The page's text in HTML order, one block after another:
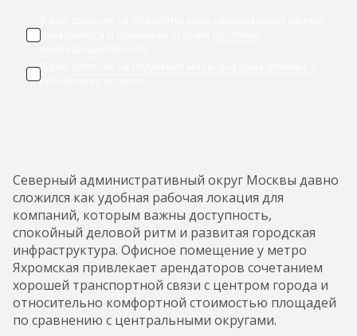
ознакомился и принимаю условия
Я даю
рекламных рассылок
Северный административный округ Москвы давно
сложился как удобная рабочая локация для
компаний, которым важны доступность,
спокойный деловой ритм и развитая городская
инфраструктура. Офисное помещение у метро
Яхромская привлекает арендаторов сочетанием
хорошей транспортной связи с центром города и
относительно комфортной стоимостью площадей
по сравнению с центральными округами.